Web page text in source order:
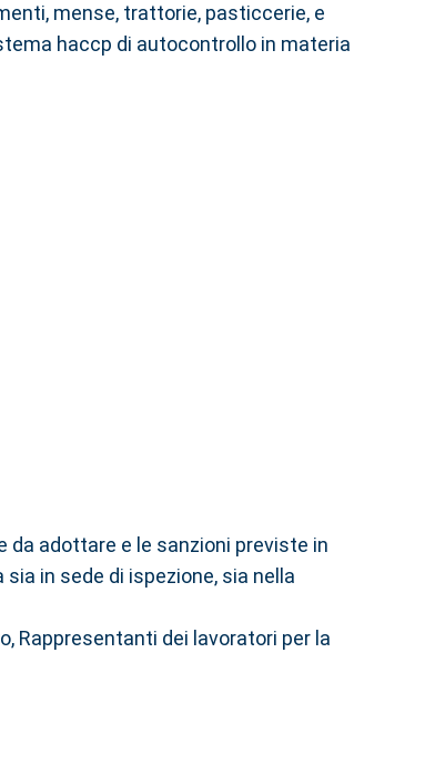
mense, trattorie, pasticcerie, e
haccp di autocontrollo in materia
da adottare e le sanzioni previste in
in sede di ispezione, sia nella
Rappresentanti dei lavoratori per la